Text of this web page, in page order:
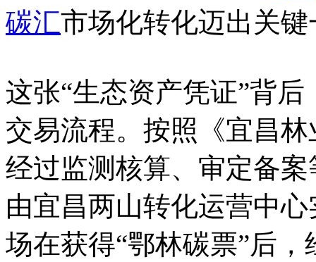
碳汇市场化转化迈出关键
这张“生态资产凭证”背
交易流程。按照《宜昌
经过监测核算、审定备
由宜昌两山转化运营中
场在获得“鄂林碳票”后